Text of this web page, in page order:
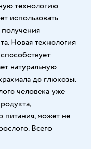
технологию
использовать
Новая технология
натуральную
до глюкозы.
человека уже
питания, может не
Всего